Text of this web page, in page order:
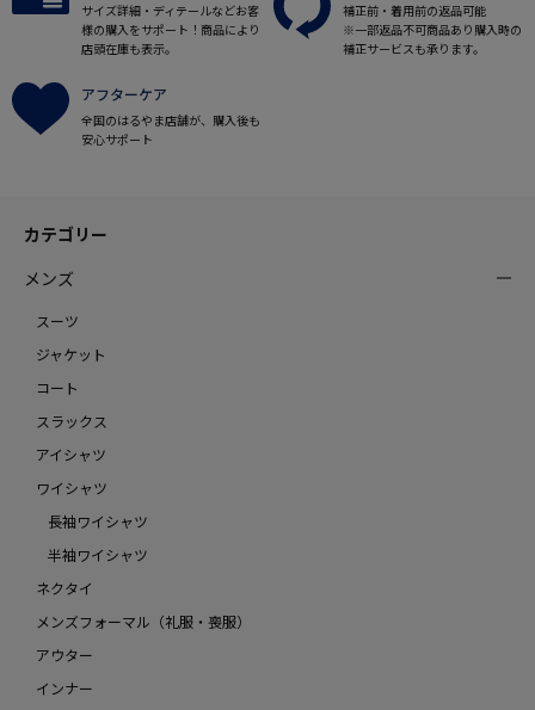
サイズ詳細・ディテールなどお客
様の購入をサポート！商品により
店頭在庫も表示。
補正前・着用前の返品可能
※一部返品不可商品あり購入時の
補正サービスも承ります。
アフターケア
全国のはるやま店舗が、購入後も
安心サポート
カテゴリー
メンズ
スーツ
ジャケット
コート
スラックス
アイシャツ
ワイシャツ
長袖ワイシャツ
半袖ワイシャツ
ネクタイ
メンズフォーマル（礼服・喪服）
アウター
インナー